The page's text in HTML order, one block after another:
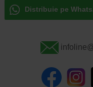
Distribuie pe